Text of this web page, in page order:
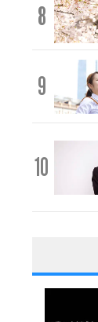
8
9
10
1